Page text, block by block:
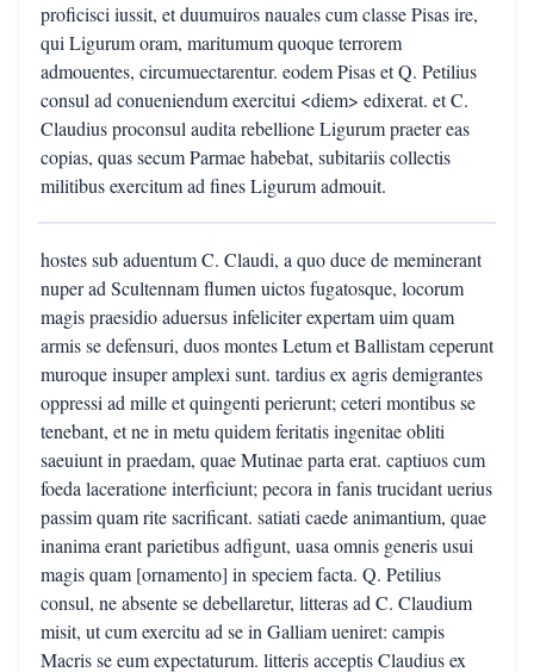
proficisci iussit, et duumuiros nauales cum classe Pisas ire,
qui Ligurum oram, maritumum quoque terrorem
admouentes, circumuectarentur. eodem Pisas et Q. Petilius
consul ad conueniendum exercitui <diem> edixerat. et C.
Claudius proconsul audita rebellione Ligurum praeter eas
copias, quas secum Parmae habebat, subitariis collectis
militibus exercitum ad fines Ligurum admouit.
hostes sub aduentum C. Claudi, a quo duce de meminerant
nuper ad Scultennam flumen uictos fugatosque, locorum
magis praesidio aduersus infeliciter expertam uim quam
armis se defensuri, duos montes Letum et Ballistam ceperunt
muroque insuper amplexi sunt. tardius ex agris demigrantes
oppressi ad mille et quingenti perierunt; ceteri montibus se
tenebant, et ne in metu quidem feritatis ingenitae obliti
saeuiunt in praedam, quae Mutinae parta erat. captiuos cum
foeda laceratione interficiunt; pecora in fanis trucidant uerius
passim quam rite sacrificant. satiati caede animantium, quae
inanima erant parietibus adfigunt, uasa omnis generis usui
magis quam [ornamento] in speciem facta. Q. Petilius
consul, ne absente se debellaretur, litteras ad C. Claudium
misit, ut cum exercitu ad se in Galliam ueniret: campis
Macris se eum expectaturum. litteris acceptis Claudius ex